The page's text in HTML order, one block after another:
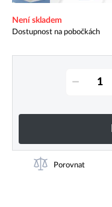
Není skladem
Dostupnost na pobočkách
–
Porovnat